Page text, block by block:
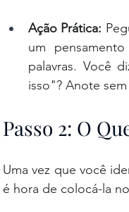
Ação Prática:
um
palavras. Você
isso"? Anote
Passo 2: O
Uma vez que você
é hora de colocá-la